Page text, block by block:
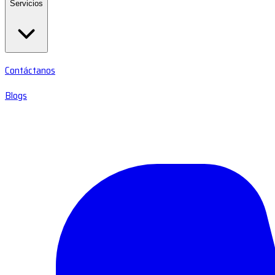
Servicios
Contáctanos
Blogs